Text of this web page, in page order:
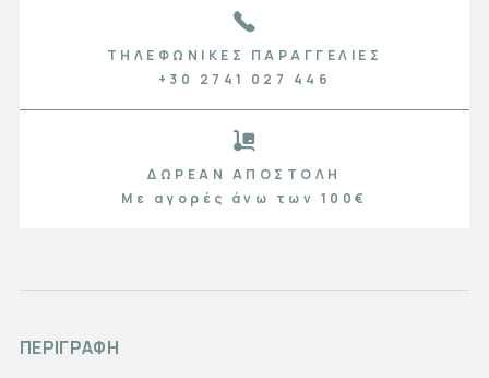
ΠΕΡΙΓΡΑΦΗ
ΤΗΛΕΦΩΝΙΚΈΣ ΠΑΡΑΓΓΕΛΊΕΣ
+30 2741 027 446
ΔΩΡΕΆΝ ΑΠΟΣΤΟΛΉ
Με αγορές άνω των 100€